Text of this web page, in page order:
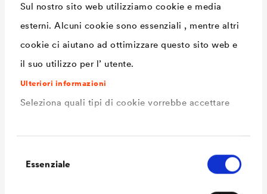
Sul nostro sito web utilizziamo cookie e media
esterni. Alcuni cookie sono essenziali , mentre altri
cookie ci aiutano ad ottimizzare questo sito web e
il suo utilizzo per l’ utente.
Ulteriori informazioni
Seleziona quali tipi di cookie vorrebbe accettare
delEssenziale